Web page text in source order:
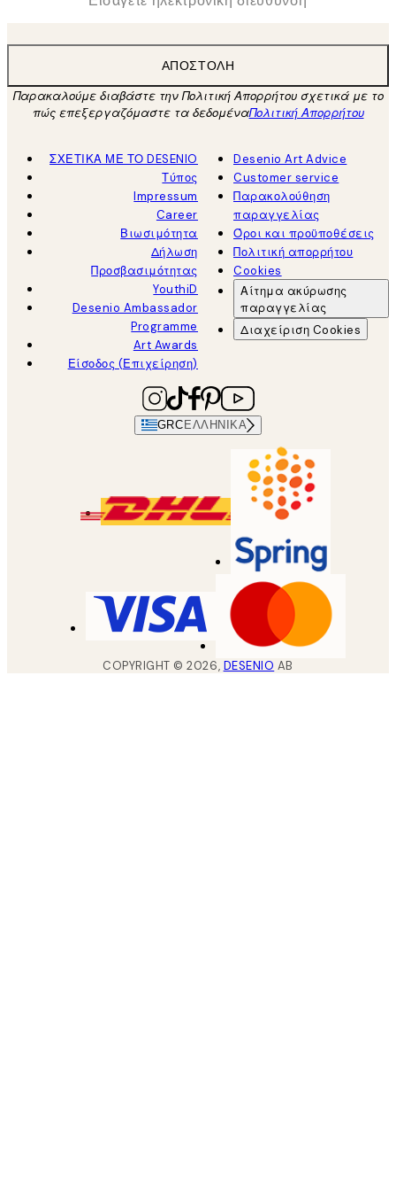
ΑΠΟΣΤΟΛΉ
Παρακαλούμε διαβάστε την Πολιτική Απορρήτου σχετικά με το
πώς επεξεργαζόμαστε τα δεδομέναΠολιτική Απορρήτου
ΣΧΕΤΙΚΑ ΜΕ ΤΟ DESENIO
Τύπος
Impressum
Career
Βιωσιμότητα
Δήλωση
Προσβασιμότητας
YouthiD
Desenio Ambassador
Programme
Art Awards
Είσοδος (Επιχείρηση)
Desenio Art Advice
Customer service
Παρακολούθηση
παραγγελίας
Όροι και προϋποθέσεις
Πολιτική απορρήτου
Cookies
Αίτημα ακύρωσης
παραγγελίας
Διαχείριση Cookies
GRC ΕΛΛΗΝΙΚΆ
COPYRIGHT ©2026, DESENIO AB